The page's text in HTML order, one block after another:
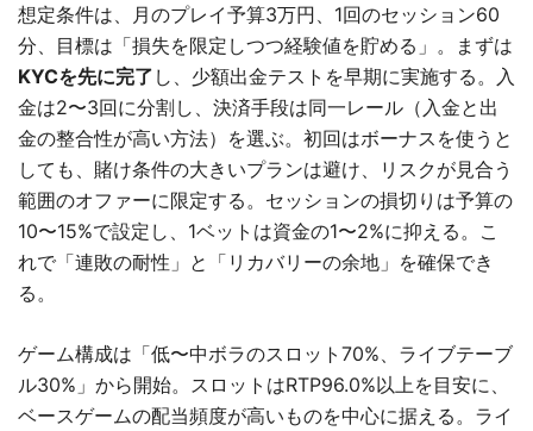
想定条件は、月のプレイ予算3万円、1回のセッション60
分、目標は「損失を限定しつつ経験値を貯める」。まずは
KYCを先に完了 し、少額出金テストを早期に実施する。入
金は2〜3回に分割し、決済手段は同一レール（入金と出
金の整合性が高い方法）を選ぶ。初回はボーナスを使うと
しても、賭け条件の大きいプランは避け、リスクが見合う
範囲のオファーに限定する。セッションの損切りは予算の
10〜15%で設定し、1ベットは資金の1〜2%に抑える。こ
れで「連敗の耐性」と「リカバリーの余地」を確保でき
る。
ゲーム構成は「低〜中ボラのスロット70%、ライブテーブ
ル30%」から開始。スロットはRTP96.0%以上を目安に、
ベースゲームの配当頻度が高いものを中心に据える。ライ